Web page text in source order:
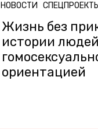
НОВОСТИ
Жизнь без
истории
ориентацией